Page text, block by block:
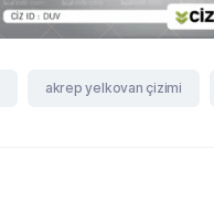
akrep yelkovan çizimi